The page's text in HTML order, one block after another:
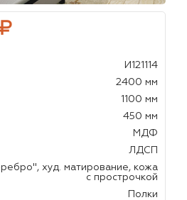
И121114
2400 мм
1100 мм
450 мм
МДФ
ЛДСП
худ. матирование, кожа
с прострочкой
Полки